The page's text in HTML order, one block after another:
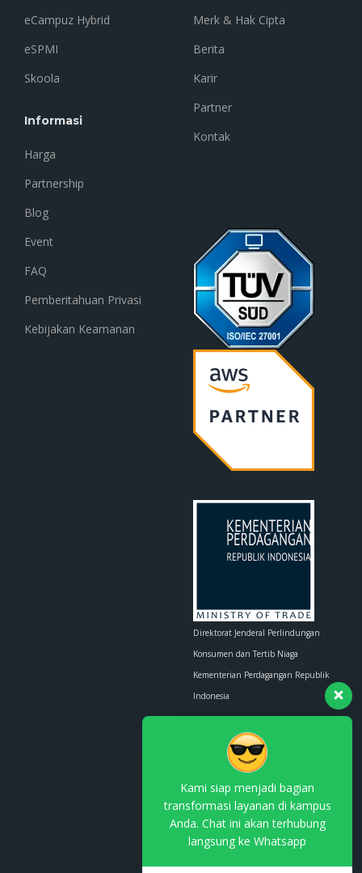
eCampuz Hybrid
eSPMI
Skoola
Informasi
Harga
Partnership
Blog
Event
FAQ
Pemberitahuan Privasi
Kebijakan Keamanan
Merk & Hak Cipta
Berita
Karir
Partner
Kontak
Direktorat Jenderal Perlindungan
Konsumen dan Tertib Niaga
Kementerian Perdagangan Republik
Indonesia
contact.us@kemendag.go.id
Kami siap menjadi bagian
transformasi layanan di kampus
Anda. Chat ini akan terhubung
langsung ke Whatsapp